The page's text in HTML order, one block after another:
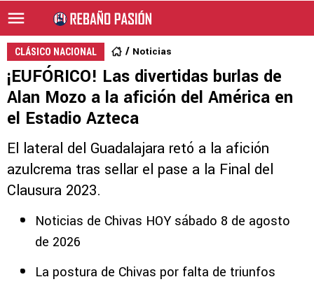
CLÁSICO NACIONAL Noticias
¡EUFÓRICO! Las divertidas burlas de
Alan Mozo a la afición del América en
el Estadio Azteca
El lateral del Guadalajara retó a la afición
azulcrema tras sellar el pase a la Final del
Clausura 2023.
Noticias de Chivas HOY sábado 8 de agosto
de 2026
La postura de Chivas por falta de triunfos